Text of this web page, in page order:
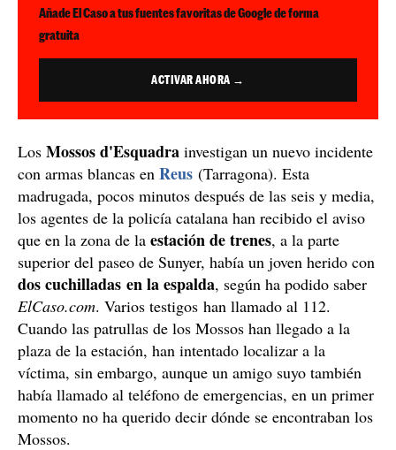
Añade El Caso a tus fuentes favoritas de Google de forma
gratuita
ACTIVAR AHORA →
Los Mossos d'Esquadra investigan un nuevo incidente
con armas blancas en Reus (Tarragona). Esta
madrugada, pocos minutos después de las seis y media,
los agentes de la policía catalana han recibido el aviso
que en la zona de la estación de trenes, a la parte
superior del paseo de Sunyer, había un joven herido con
dos cuchilladas en la espalda, según ha podido saber
ElCaso.com. Varios testigos han llamado al 112.
Cuando las patrullas de los Mossos han llegado a la
plaza de la estación, han intentado localizar a la
víctima, sin embargo, aunque un amigo suyo también
había llamado al teléfono de emergencias, en un primer
momento no ha querido decir dónde se encontraban los
Mossos.